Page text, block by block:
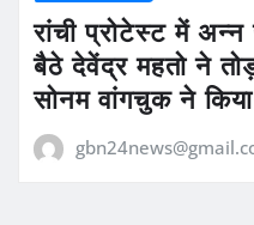
रांची प्रोटेस्ट में
बैठे देवेंद्र महतो ने
सोनम वांगचुक ने किया